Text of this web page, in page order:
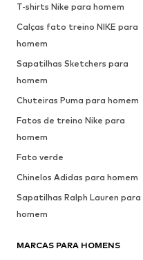
T-shirts Nike para homem
Calças fato treino NIKE para
homem
Sapatilhas Sketchers para
homem
Chuteiras Puma para homem
Fatos de treino Nike para
homem
Fato verde
Chinelos Adidas para homem
Sapatilhas Ralph Lauren para
homem
MARCAS PARA HOMENS